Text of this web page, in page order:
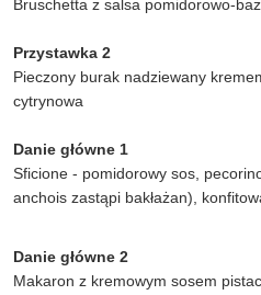
Bruschetta z salsa pomidorowo-
Przystawka 2
Pieczony burak nadziewany
cytrynowa
Danie główne 1
Sficione - pomidorowy sos,
anchois zastąpi bakłażan),
Danie główne 2
Makaron z kremowym sosem